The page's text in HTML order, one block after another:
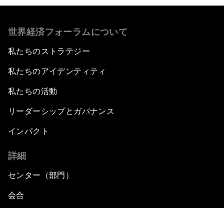
世界経済フォーラムについて
私たちのストラテジー
私たちのアイデンティティ
私たちの活動
リーダーシップとガバナンス
インパクト
詳細
センター（部門）
会合